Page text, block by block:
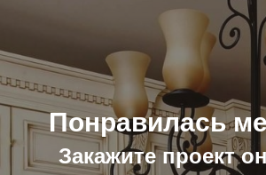
Понравилась
Закажите проект